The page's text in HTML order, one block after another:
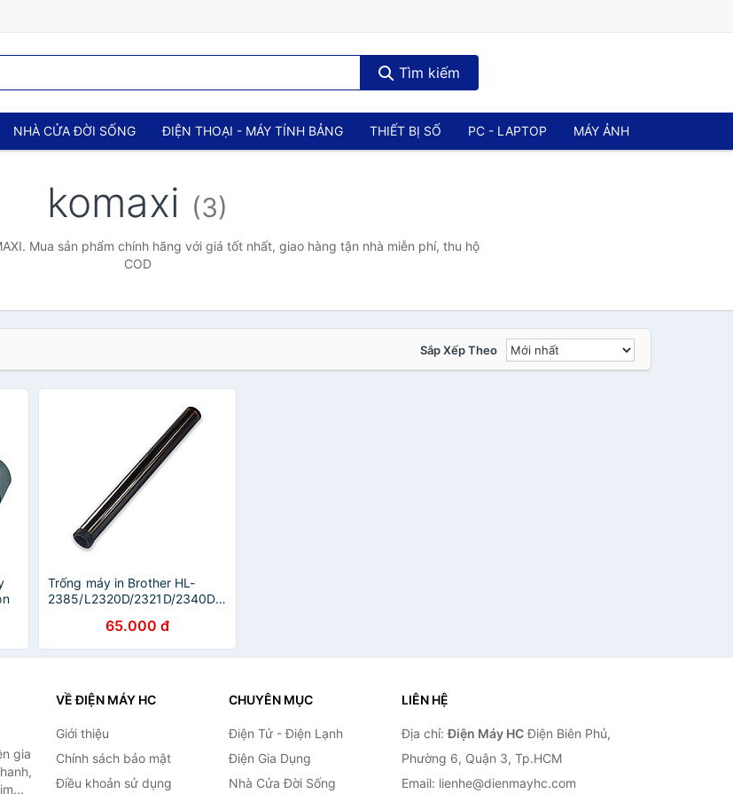
Tìm kiếm
NHÀ CỬA ĐỜI SỐNG ĐIỆN THOẠI - MÁY TÍNH BẢNG THIẾT BỊ SỐ PC - LAPTOP MÁY ẢNH
komaxi (3)
Mua sản phẩm chính hãng với giá tốt nhất, giao hàng tận nhà miễn phí, thu hộ
COD
Sắp Xếp Theo
Trống máy in Brother HL-
2385/L2320D/2321D/2340DW/2360DN/2361dn/2365DW
65.000 đ
gia
VỀ ĐIỆN MÁY HC
Giới thiệu
Chính sách bảo mật
Điều khoản sử dụng
CHUYÊN MỤC
Điện Tử - Điện Lạnh
Điện Gia Dụng
Nhà Cửa Đời Sống
LIÊN HỆ
Địa chỉ:Điện Máy HCĐiện Biên Phủ,
Phường 6, Quận 3, Tp.HCM
Email: lienhe@dienmayhc.com